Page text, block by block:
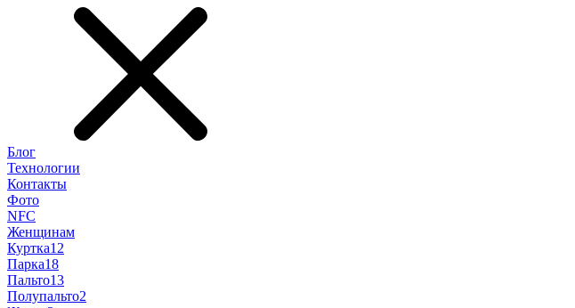
Блог
Технологии
Контакты
Фото
NFC
Женщинам
Куртка12
Парка18
Пальто13
Полупальто2